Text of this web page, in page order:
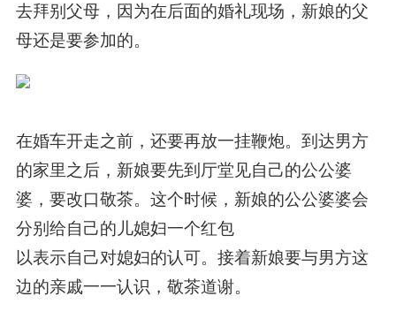
去拜别父母，因为在后面的婚礼现场，新娘的父
母还是要参加的。
在婚车开走之前，还要再放一挂鞭炮。到达男方
的家里之后，新娘要先到厅堂见自己的公公婆
婆，要改口敬茶。这个时候，新娘的公公婆婆会
分别给自己的儿媳妇一个红包
以表示自己对媳妇的认可。接着新娘要与男方这
边的亲戚一一认识，敬茶道谢。